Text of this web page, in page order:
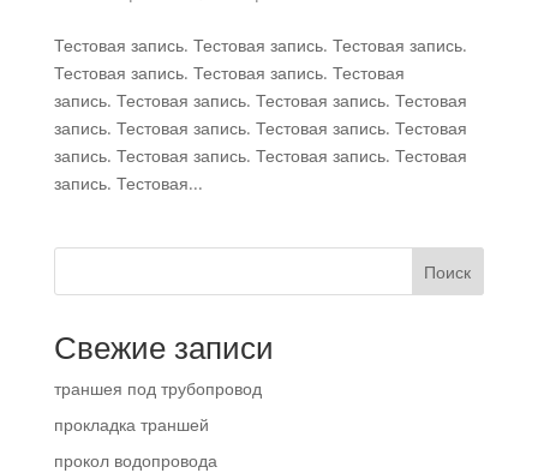
Тестовая запись. Тестовая запись. Тестовая запись.
Тестовая запись. Тестовая запись. Тестовая
запись. Тестовая запись. Тестовая запись. Тестовая
запись. Тестовая запись. Тестовая запись. Тестовая
запись. Тестовая запись. Тестовая запись. Тестовая
запись. Тестовая...
Поиск
Свежие записи
траншея под трубопровод
прокладка траншей
прокол водопровода